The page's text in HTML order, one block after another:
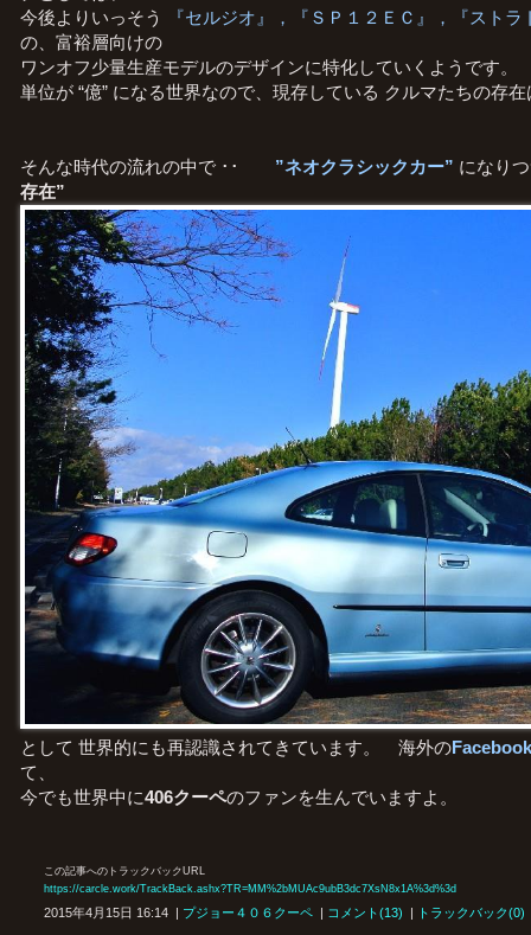
今後よりいっそう
『セルジオ』，『ＳＰ１２ＥＣ』，『スト
の、富裕層向けの
ワンオフ少量生産モデルのデザインに特化していくようです。
単位が “億” になる世界なので、現存している クルマたちの存
そんな時代の流れの中で ･･ ”ネオクラシックカー” になり
存在”
として 世界的にも再認識されてきています。 海外のFacebook
て、
今でも世界中に406クーペのファンを生んでいますよ。
この記事へのトラックバックURL
https://carcle.work/TrackBack.ashx?TR=MM%2bMUAc9ubB3dc7XsN8x1A%3d%3d
2015年4月15日 16:14 | プジョー４０６クーペ | コメント(13) | トラックバック(0)